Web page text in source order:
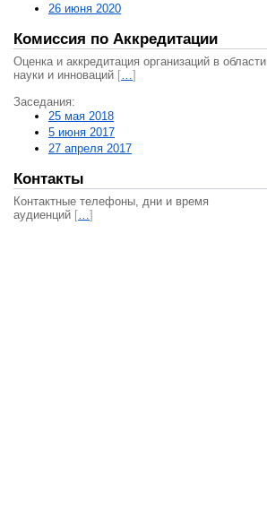
26 июня 2020
Комиссия по Аккредитации
Оценка и аккредитация организаций в области
науки и инноваций […]
Заседания:
25 мая 2018
5 июня 2017
27 апреля 2017
Контакты
Контактные телефоны, дни и время
аудиенций […]